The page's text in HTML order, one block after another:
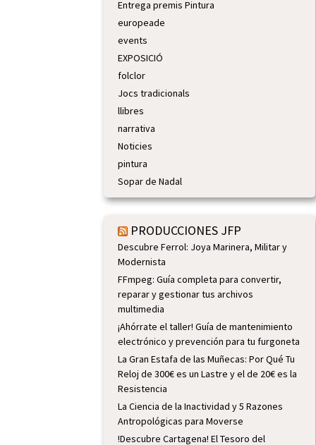
Entrega premis Pintura
europeade
events
EXPOSICIÓ
folclor
Jocs tradicionals
llibres
narrativa
Noticies
pintura
Sopar de Nadal
PRODUCCIONES JFP
Descubre Ferrol: Joya Marinera, Militar y
Modernista
FFmpeg: Guía completa para convertir,
reparar y gestionar tus archivos
multimedia
¡Ahórrate el taller! Guía de mantenimiento
electrónico y prevención para tu furgoneta
La Gran Estafa de las Muñecas: Por Qué Tu
Reloj de 300€ es un Lastre y el de 20€ es la
Resistencia
La Ciencia de la Inactividad y 5 Razones
Antropológicas para Moverse
!Descubre Cartagena! El Tesoro del